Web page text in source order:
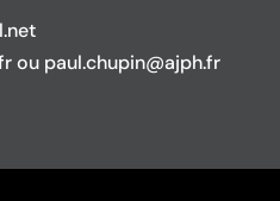
ou paul.chupin@ajph.fr